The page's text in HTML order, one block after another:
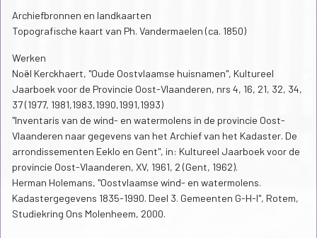
Archiefbronnen en landkaarten
Topografische kaart van Ph. Vandermaelen (ca. 1850)
Werken
Noël Kerckhaert, "Oude Oostvlaamse huisnamen", Kultureel
Jaarboek voor de Provincie Oost-Vlaanderen, nrs 4, 16, 21, 32, 34,
37 (1977, 1981,1983,1990,1991,1993)
"Inventaris van de wind- en watermolens in de provincie Oost-
Vlaanderen naar gegevens van het Archief van het Kadaster. De
arrondissementen Eeklo en Gent", in: Kultureel Jaarboek voor de
provincie Oost-Vlaanderen, XV, 1961, 2 (Gent, 1962).
Herman Holemans, "Oostvlaamse wind- en watermolens.
Kadastergegevens 1835-1990. Deel 3. Gemeenten G-H-I", Rotem,
Studiekring Ons Molenheem, 2000.